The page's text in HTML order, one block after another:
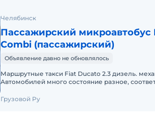
Челябинск
Пассажирский микроавтобус
Combi (пассажирский)
Объявление давно не обновлялось
Маршрутные такси Fiat Ducato 2.3 дизель.
Автомобилей много состояние разное,
Грузовой Ру